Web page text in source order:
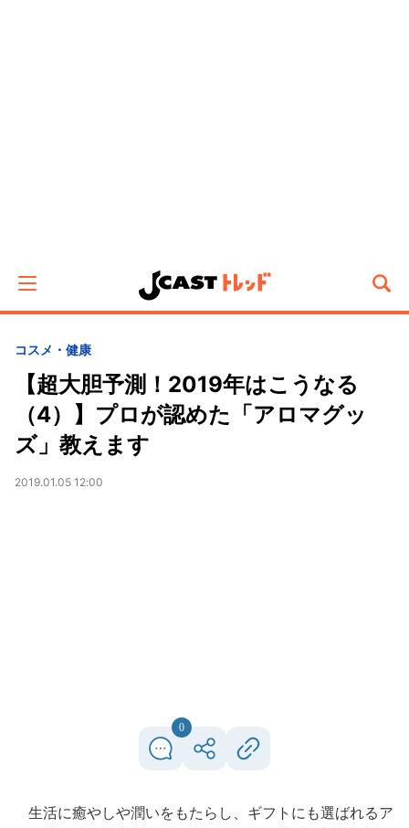
コスメ・健康
【超大胆予測！2019年はこうなる
（4）】プロが認めた「アロマグッ
ズ」教えます
2019.01.05 12:00
0
生活に癒やしや潤いをもたらし、ギフトにも選ばれるア